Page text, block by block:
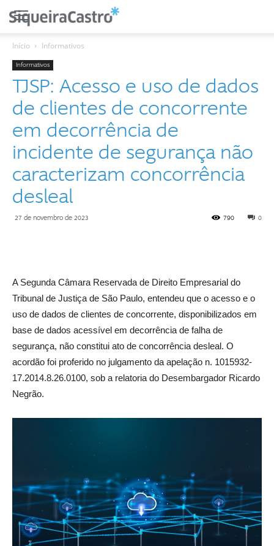
Início Informativos
Informativos
TJSP: Acesso e uso de dados
de clientes de concorrente
em decorrência de
incidente de segurança não
caracterizam concorrência
desleal
27 de novembro de 2023 0
790
A Segunda Câmara Reservada de Direito Empresarial do
Tribunal de Justiça de São Paulo, entendeu que o acesso e o
uso de dados de clientes de concorrente, disponibilizados em
base de dados acessível em decorrência de falha de
segurança, não constitui ato de concorrência desleal. O
acordão foi proferido no julgamento da apelação n. 1015932-
17.2014.8.26.0100, sob a relatoria do Desembargador Ricardo
Negrão.